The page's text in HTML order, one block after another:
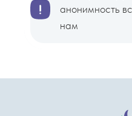
анонимность
нам